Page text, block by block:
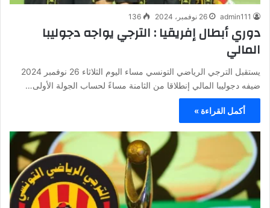
admin111 26 نوفمبر، 2024 136
دوري أبطال إفريقيا : الترجي يواجه دجوليبا
المالي
يستقبل الترجي الرياضي التونسي مساء اليوم الثلاثاء 26 نوفمبر 2024
ضيفه دجوليبا المالي إنطلاقا من الثامنة مساءً لحساب الجولة الأولى…
أكمل القراءة »